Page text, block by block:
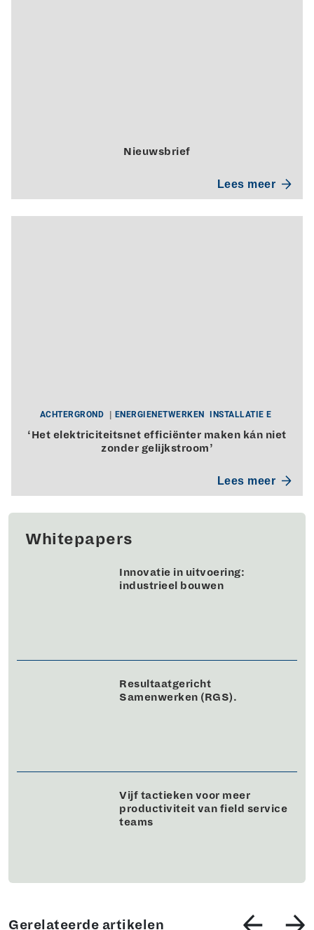
Nieuwsbrief
Lees meer
ACHTERGROND ENERGIENETWERKEN INSTALLATIE E
‘Het elektriciteitsnet efficiënter maken kán niet
zonder gelijkstroom’
Lees meer
Whitepapers
Innovatie in uitvoering:
industrieel bouwen
Resultaatgericht
Samenwerken (RGS).
Vijf tactieken voor meer
productiviteit van field service
teams
Gerelateerde artikelen